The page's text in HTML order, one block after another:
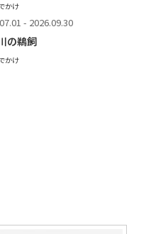
かけ
- 2026.09.30
の鵜飼
かけ